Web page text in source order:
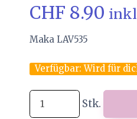
CHF 8.90
Maka LAV535
Verfügbar:Wird für
Stk.